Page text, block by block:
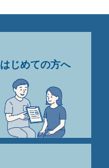
はじめての方へ